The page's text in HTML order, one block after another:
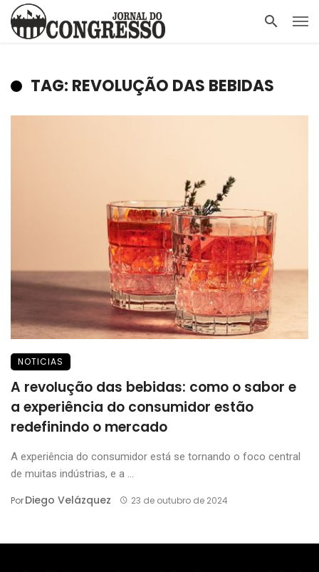
TAG: REVOLUÇÃO DAS BEBIDAS
NOTICIAS
A revolução das bebidas: como o sabor e
a experiência do consumidor estão
redefinindo o mercado
A experiência do consumidor está se tornando o foco central
de muitas indústrias, e a ...
PorDiego Velázquez 23 de outubro de 2024